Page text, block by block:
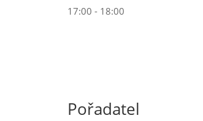
17:00 - 18:00
Pořadatel